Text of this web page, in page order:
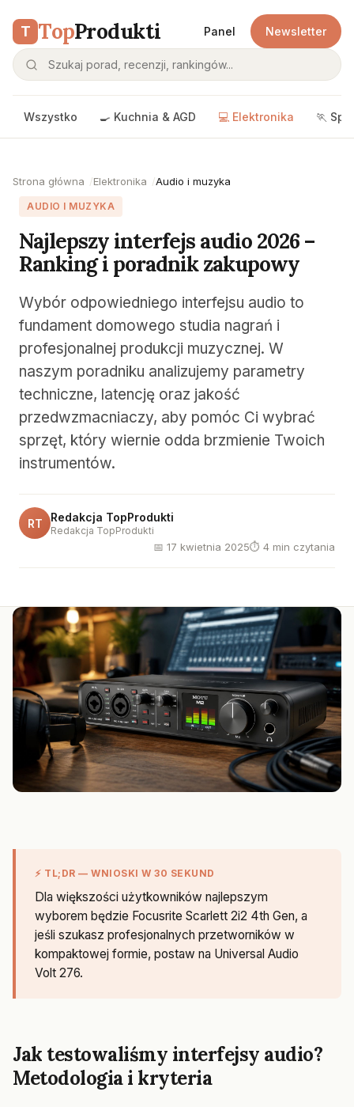
T TopProdukti Panel Newsletter
Wszystko 🍳 Kuchnia & AGD 💻 Elektronika 🏃
Strona główna Elektronika Audio i muzyka
AUDIO I MUZYKA
Najlepszy interfejs audio 2026 –
Ranking i poradnik zakupowy
Wybór odpowiedniego interfejsu audio to
fundament domowego studia nagrań i
profesjonalnej produkcji muzycznej. W
naszym poradniku analizujemy parametry
techniczne, latencję oraz jakość
przedwzmacniaczy, aby pomóc Ci wybrać
sprzęt, który wiernie odda brzmienie Twoich
instrumentów.
RT Redakcja TopProdukti
Redakcja TopProdukti
📅 17 kwietnia 2025⏱ 4 min czytania
⚡ TL;DR — WNIOSKI W 30 SEKUND
Dla większości użytkowników najlepszym
wyborem będzie Focusrite Scarlett 2i2 4th Gen, a
jeśli szukasz profesjonalnych przetworników w
kompaktowej formie, postaw na Universal Audio
Volt 276.
Jak testowaliśmy interfejsy audio?
Metodologia i kryteria